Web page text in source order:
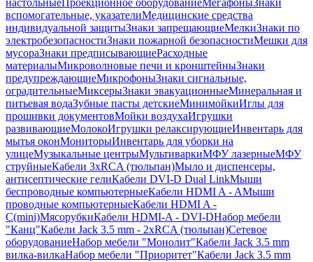
настольныеПроекционное оборудованиеМегафоныЗнаки
вспомогательные, указателиМедицинские средства
индивидуальной защитыЗнаки запрещающиеМелкиЗнаки по
электробезопасностиЗнаки пожарной безопасностиМешки для
мусораЗнаки предписывающиеРасходные
материалыМикроволновые печи и кронштейныЗнаки
предупреждающиеМикрофоныЗнаки сигнальные,
оградительныеМиксерыЗнаки эвакуационныеМинеральная и
питьевая водаЗубные пасты детскиеМинимойкиИглы для
прошивки документовМойки воздухаИгрушки
развивающиеМолокоИгрушки релаксирующиеИнвентарь для
мытья оконМониторыИнвентарь для уборки на
улицеМузыкальные центрыМультиваркиМФУ лазерныеМФУ
струйныеКабели 3xRCA (тюльпан)Мыло и диспенсеры,
антисептические гелиКабели DVI-D Dual LinkМыши
беспроводные компьютерныеКабели HDMI A - AМыши
проводные компьютерныеКабели HDMI A -
C(mini)МясорубкиКабели HDMI-A - DVI-DНабор мебели
"Канц"Кабели Jack 3.5 mm - 2xRCA (тюльпан)Сетевое
оборудованиеНабор мебели "Монолит"Кабели Jack 3.5 mm
вилка-вилкаНабор мебели "Приоритет"Кабели Jack 3.5 mm